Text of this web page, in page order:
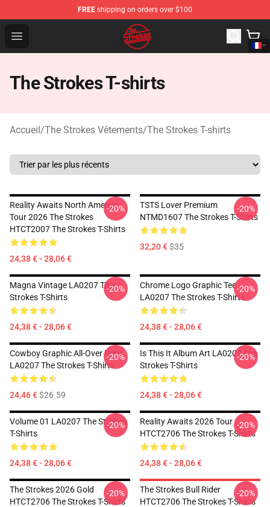
FREE shipping on orders over $100
Open menu
The Strokes Shop - Official The Strokes Merchandise
The Strokes T-shirts
Accueil/The Strokes Vêtements/The Strokes T-shirts
Reality Awaits North America
Tour 2026 The Strokes
HTCT2007 The Strokes T-Shirts
24,38 € - 28,06 €
-20%
TSTS Lover Premium
NTMD1607 The Strokes T-Shirts
32,20 €$35
-20%
Magna Vintage LA0207 The
Strokes T-Shirts
24,38 € - 28,06 €
-20%
Chrome Logo Graphic Tee
LA0207 The Strokes T-Shirts
24,38 € - 28,06 €
-20%
Cowboy Graphic All-Over Print
LA0207 The Strokes T-Shirts
24,46 €$26.59
-20%
Is This It Album Art LA0207 The
Strokes T-Shirts
24,38 € - 28,06 €
-20%
Volume 01 LA0207 The Strokes
T-Shirts
24,38 € - 28,06 €
-20%
Reality Awaits 2026 Tour
HTCT2706 The Strokes T-Shirts
24,38 € - 28,06 €
-20%
The Strokes 2026 Gold
HTCT2706 The Strokes T-Shirts
-20%
The Strokes Bull Rider
HTCT2706 The Strokes T-Shirts
-20%